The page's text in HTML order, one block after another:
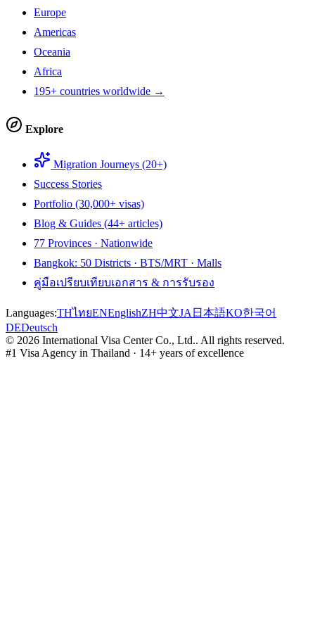
Europe
Americas
Oceania
Africa
195+ countries worldwide →
Explore
Migration Journeys (20+)
Success Stories
Portfolio (30,000+ visas)
Blog & Guides (44+ articles)
77 Provinces · Nationwide
Bangkok: 50 Districts · BTS/MRT · Malls
คู่มือเปรียบเทียบเอกสาร & การรับรอง
Languages:THไทยENEnglishZH中文JA 日本語KO한국어
DEDeutsch
© 2026 International Visa Center Co., Ltd.. All rights reserved.
#1 Visa Agency in Thailand · 14+ years of excellence